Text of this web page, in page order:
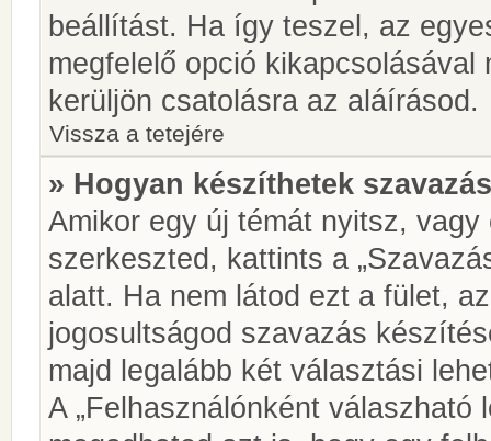
beállítást. Ha így teszel, az
megfelelő opció
kerüljön csatolásra az aláírásod.
Vissza a tetejére
» Hogyan készíthetek
Amikor egy új témát nyitsz,
szerkeszted, kattints a
alatt. Ha nem látod ezt a fület,
jogosultságod szavazás
majd legalább két választási
A „Felhasználónként válaszható